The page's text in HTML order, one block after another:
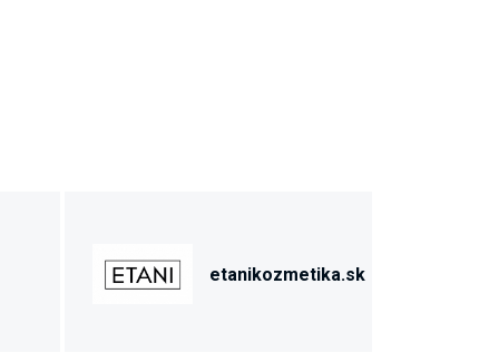
etanikozmetika.sk